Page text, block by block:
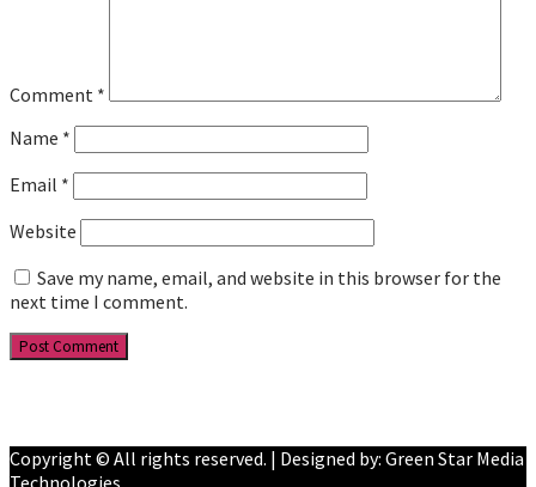
Comment *
Name *
Email *
Website
Save my name, email, and website in this browser for the
next time I comment.
Copyright © All rights reserved. | Designed by: Green Star Media